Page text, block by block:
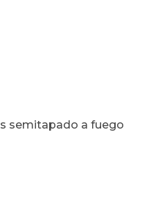
semitapado a fuego